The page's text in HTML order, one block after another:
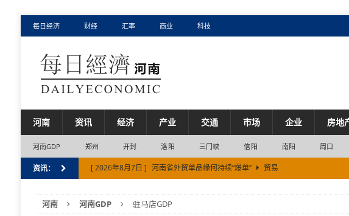
每日经济 财经 汇率 商业 科技
河南 资讯 经济 产业 交通 市场 企业 房地
河南GDP 郑州 开封 洛阳 三门峡 信阳 南阳 周口
资讯： [ 2026年8月7日 ] 河南省外贸单品缘何持续“爆单”
贸易
[ 2026年8月5日 ] 河南省实有经营主体1140.52万户
河南 河南GDP 驻马店GDP